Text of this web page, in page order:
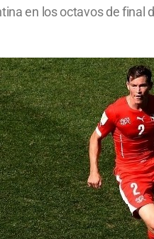
en los octavos de